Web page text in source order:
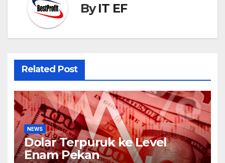
ByIT EF
Related Post
NEWS
Dolar Terpuruk ke Level
Enam Pekan